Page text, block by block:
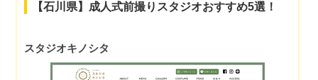
【石川県】成人式前撮りスタジオおすすめ5選！
スタジオキノシタ